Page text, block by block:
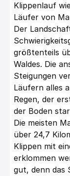
Klippenlauf
Läufer von
Der
größtenteils
Waldes. Die
Steigungen
Läufern alles
Regen, der
der Boden
Die meisten
über 24,7
Klippen mit
erklommen
gut, denn das